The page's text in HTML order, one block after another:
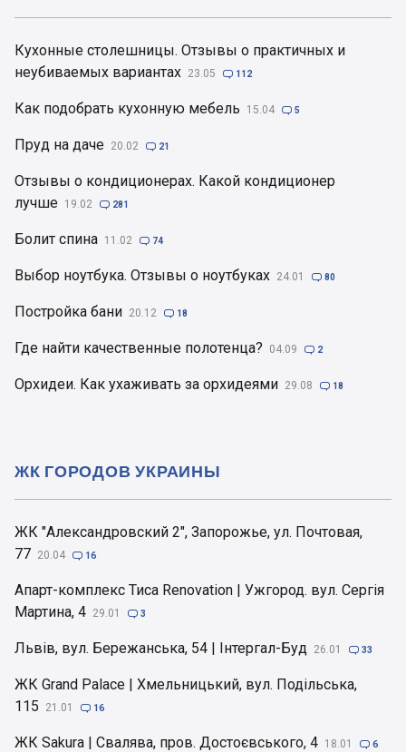
Кухонные столешницы. Отзывы о практичных и
неубиваемых вариантах 23.05  112
Как подобрать кухонную мебель 15.04  5
Пруд на даче 20.02  21
Отзывы о кондиционерах. Какой кондиционер
лучше 19.02  281
Болит спина 11.02  74
Выбор ноутбука. Отзывы о ноутбуках 24.01  80
Постройка бани 20.12  18
Где найти качественные полотенца? 04.09  2
Орхидеи. Как ухаживать за орхидеями 29.08  18
ЖК "Александровский 2", Запорожье, ул. Почтовая,
77 20.04  16
Апарт-комплекс Тиса Renovation | Ужгород. вул. Сергія
Мартина, 4 29.01  3
Львів, вул. Бережанська, 54 | Інтергал-Буд 26.01  33
ЖК Grand Palace | Хмельницький, вул. Подільська,
115
21.01  16
ЖК Sakura | Свалява, пров. Достоєвського, 4 18.01  6
ЖК ГОРОДОВ УКРАИНЫ